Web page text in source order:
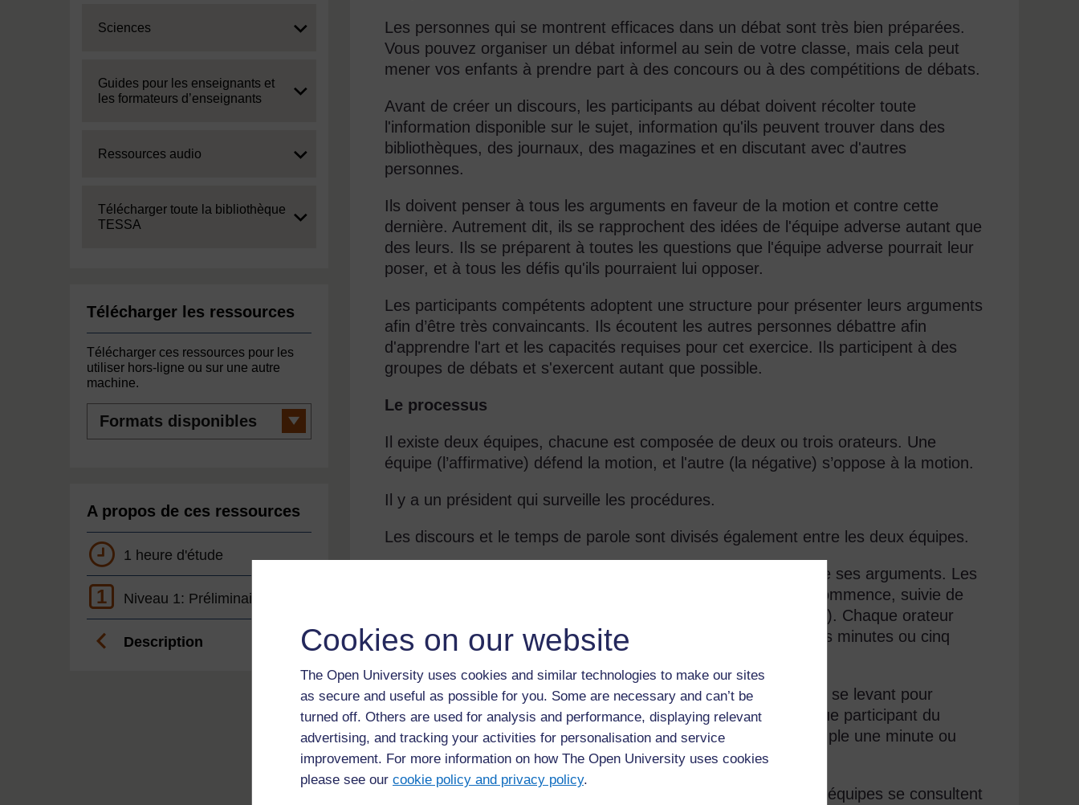
Cookies on our website
The Open University uses cookies and similar technologies to make our sites
as secure and useful as possible for you. Some are necessary and can’t be
turned off. Others are used for analysis and performance, displaying relevant
advertising, and tracking your activities for personalisation and service
improvement. For more information on how The Open University uses cookies
please see our cookie policy and privacy policy.
Expand
Sciences
Expand
Guides pour les enseignants et
les formateurs d’enseignants
Expand
Ressources audio
Expand
Télécharger toute la bibliothèque
TESSA
Télécharger les ressources
Télécharger ces ressources pour les
utiliser hors-ligne ou sur une autre
machine.
disponibles
A propos de ces ressources
1 heure d'étude
1 Niveau 1: Préliminaire
Description
Les personnes qui se montrent efficaces dans un débat sont très bien préparées.
Vous pouvez organiser un débat informel au sein de votre classe, mais cela peut
mener vos enfants à prendre part à des concours ou à des compétitions de débats.
Avant de créer un discours, les participants au débat doivent récolter toute
l'information disponible sur le sujet, information qu'ils peuvent trouver dans des
bibliothèques, des journaux, des magazines et en discutant avec d'autres
personnes.
Ils doivent penser à tous les arguments en faveur de la motion et contre cette
dernière. Autrement dit, ils se rapprochent des idées de l'équipe adverse autant que
des leurs. Ils se préparent à toutes les questions que l'équipe adverse pourrait leur
poser, et à tous les défis qu'ils pourraient lui opposer.
Les participants compétents adoptent une structure pour présenter leurs arguments
afin d’être très convaincants. Ils écoutent les autres personnes débattre afin
d'apprendre l'art et les capacités requises pour cet exercice. Ils participent à des
groupes de débats et s'exercent autant que possible.
Le processus
Il existe deux équipes, chacune est composée de deux ou trois orateurs. Une
équipe (l’affirmative) défend la motion, et l'autre (la négative) s’oppose à la motion.
Il y a un président qui surveille les procédures.
Les discours et le temps de parole sont divisés également entre les deux équipes.
Chaque orateur fait le discours qu'il a préparé afin de défendre ses arguments. Les
équipes parlent à tour de rôle, celle qui a proposé la motion commence, suivie de
l’équipe opposante (affirmative, négative, affirmative, négative). Chaque orateur
dispose d'une quantité de temps pour parler (par exemple trois minutes ou cinq
Ensuite le débat peut être ouvert au public, chaque participant se levant pour
proposer des arguments en faveur ou contre la motion. Chaque participant du
public peut parler pendant un certain laps de temps (par exemple une minute ou
cinq minutes).
Après une période de temps limitée pendant laquelle les deux équipes se consultent